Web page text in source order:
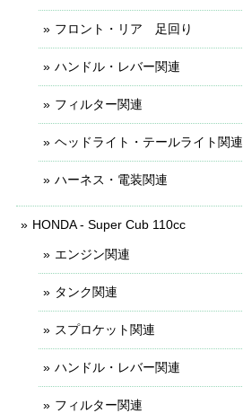
フロント・リア 足回り
ハンドル・レバー関連
フィルター関連
ヘッドライト・テールライト関連
ハーネス・電装関連
HONDA - Super Cub 110cc
エンジン関連
タンク関連
スプロケット関連
ハンドル・レバー関連
フィルター関連